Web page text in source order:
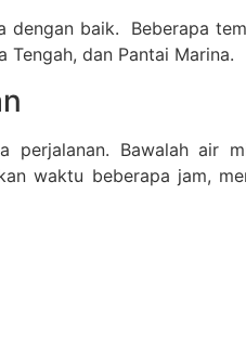
dengan baik. Beberapa
Tengah, dan Pantai Marina.
perjalanan. Bawalah air
waktu beberapa jam,